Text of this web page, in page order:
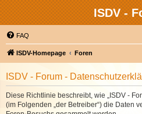
ISDV -
FAQ
ISDV-Homepage Foren
ISDV - Forum -
Diese Richtlinie beschreibt, wie „ISDV -
(im Folgenden „der Betreiber“) die Daten